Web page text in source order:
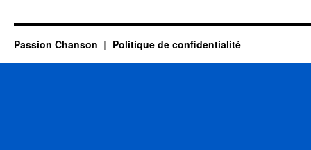
Passion Chanson Politique de confidentialité